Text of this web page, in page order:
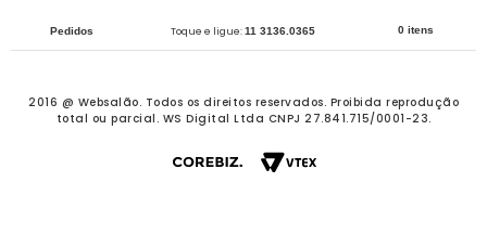
Pedidos Toque e ligue:11 3136.0365 0 itens
2016 @ Websalão. Todos os direitos reservados. Proibida reprodução
total ou parcial. WS Digital Ltda CNPJ 27.841.715/0001-23.